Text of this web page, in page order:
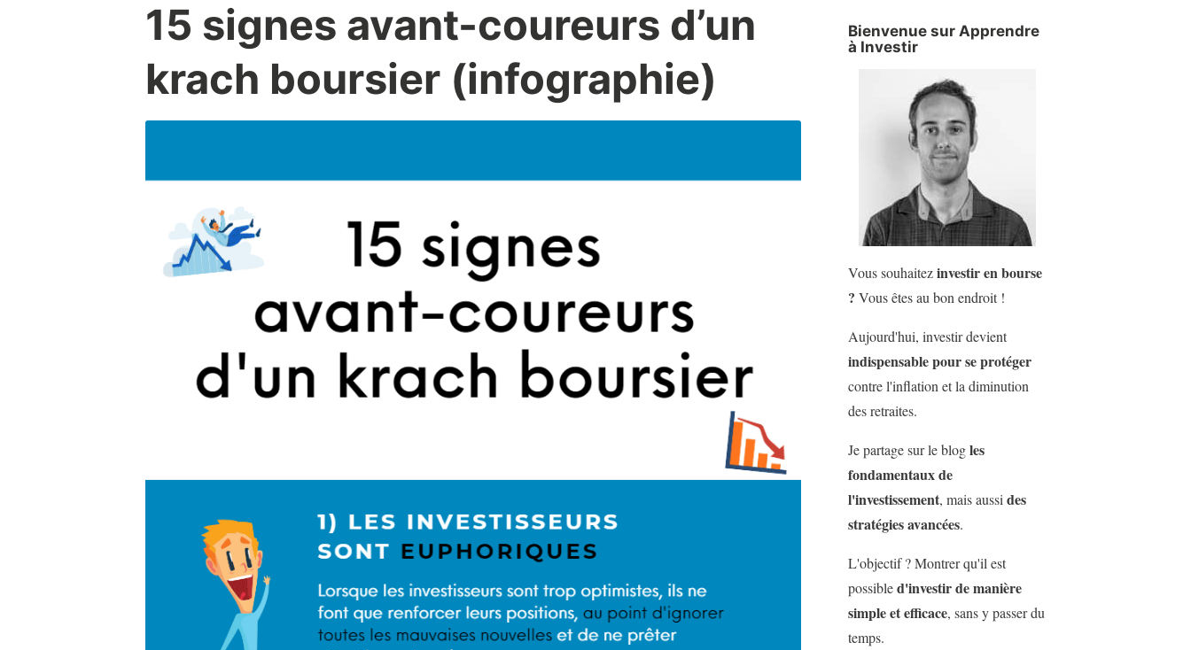
15 signes avant-coureurs d’un
krach boursier (infographie)
Bienvenue sur Apprendre
à Investir
Vous souhaitezinvestir en bourse
? Vous êtes au bon endroit !
Aujourd'hui, investir devient
indispensable pour se protéger
contre l'inflation et la diminution
des retraites.
Je partage sur le blogles
fondamentaux de
l'investissement, mais aussi des
stratégies avancées.
L'objectif ? Montrer qu'il est
possibled'investir de manière
simple et efficace, sans y passer du
temps.